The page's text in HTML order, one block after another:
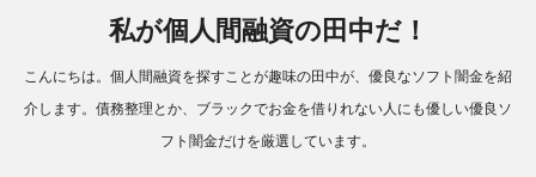
私が個人間融資の田中だ！
こんにちは。個人間融資を探すことが趣味の田中が、優良なソフト闇金を紹
介します。債務整理とか、ブラックでお金を借りれない人にも優しい優良ソ
フト闇金だけを厳選しています。